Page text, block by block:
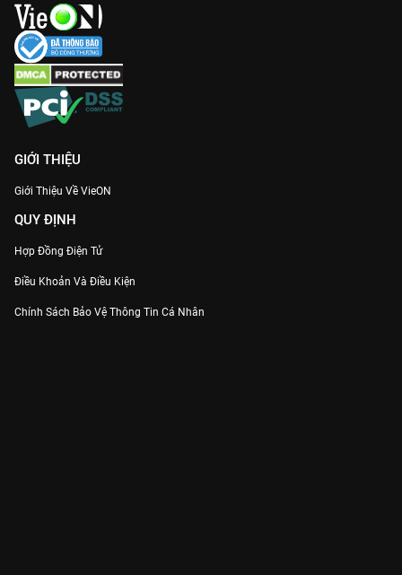
GIỚI THIỆU
Giới Thiệu Về VieON
QUY ĐỊNH
Hợp Đồng Điện Tử
Điều Khoản Và Điều Kiện
Chính Sách Bảo Vệ Thông Tin Cá Nhân